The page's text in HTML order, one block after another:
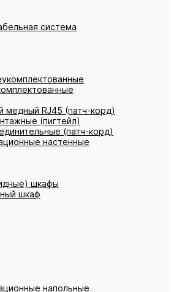
система
медный RJ45 (патч-корд)
(пигтейл)
(патч-корд)
настенные
шкафы
шкаф
напольные